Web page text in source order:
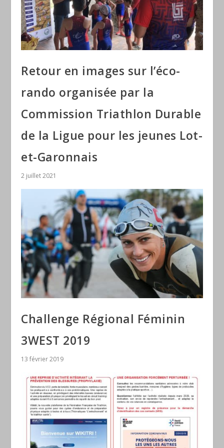
Retour en images sur l’éco-
rando organisée par la
Commission Triathlon Durable
de la Ligue pour les jeunes Lot-
et-Garonnais
2 juillet 2021
Challenge Régional Féminin
3WEST 2019
13 février 2019